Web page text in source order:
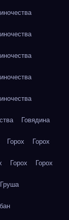
Говядина
Горох Горох
Горох Горох
Груша